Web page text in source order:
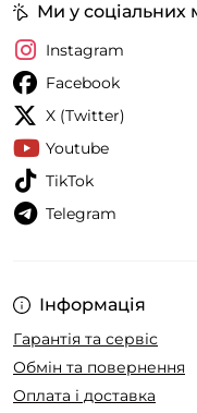
Інформація
Гарантія та сервіс
Обмін та повернення
Оплата і доставка
Ми у соціальних
Instagram
Facebook
X (Twitter)
Youtube
TikTok
Telegram